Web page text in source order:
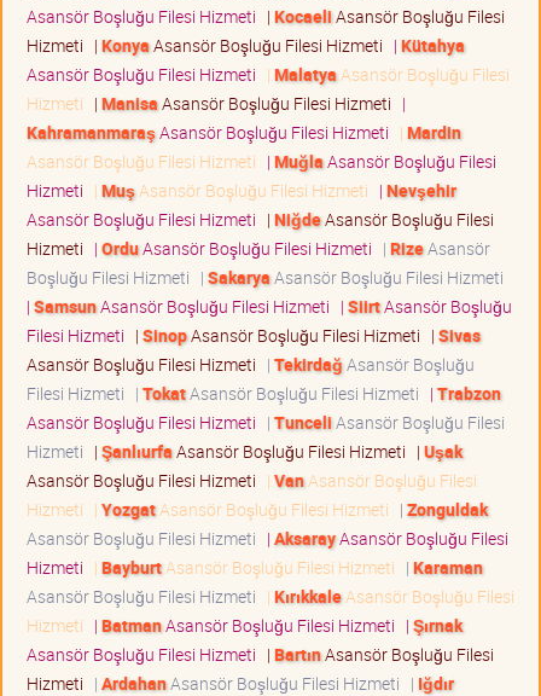
Asansör Boşluğu Filesi Hizmeti | KocaeliAsansör Boşluğu Filesi
Hizmeti | KonyaAsansör Boşluğu Filesi Hizmeti | Kütahya
Asansör Boşluğu Filesi Hizmeti | Malatya Asansör Boşluğu Filesi
Hizmeti | ManisaAsansör Boşluğu Filesi Hizmeti |
KahramanmaraşAsansör Boşluğu Filesi Hizmeti | Mardin
Asansör Boşluğu Filesi Hizmeti | MuğlaAsansör Boşluğu Filesi
Hizmeti | Muş Asansör Boşluğu Filesi Hizmeti | Nevşehir
Asansör Boşluğu Filesi Hizmeti | NiğdeAsansör Boşluğu Filesi
Hizmeti | OrduAsansör Boşluğu Filesi Hizmeti | RizeAsansör
Boşluğu Filesi Hizmeti | SakaryaAsansör Boşluğu Filesi Hizmeti
| SamsunAsansör Boşluğu Filesi Hizmeti | SiirtAsansör Boşluğu
Filesi Hizmeti | SinopAsansör Boşluğu Filesi Hizmeti | Sivas
Asansör Boşluğu Filesi Hizmeti | TekirdağAsansör Boşluğu
Filesi Hizmeti | TokatAsansör Boşluğu Filesi Hizmeti | Trabzon
Asansör Boşluğu Filesi Hizmeti | TunceliAsansör Boşluğu Filesi
Hizmeti | ŞanlıurfaAsansör Boşluğu Filesi Hizmeti | Uşak
Asansör Boşluğu Filesi Hizmeti | VanAsansör Boşluğu Filesi
Hizmeti | YozgatAsansör Boşluğu Filesi Hizmeti | Zonguldak
Asansör Boşluğu Filesi Hizmeti | AksarayAsansör Boşluğu Filesi
Hizmeti | BayburtAsansör Boşluğu Filesi Hizmeti | Karaman
Asansör Boşluğu Filesi Hizmeti | KırıkkaleAsansör Boşluğu Filesi
Hizmeti | BatmanAsansör Boşluğu Filesi Hizmeti | Şırnak
Asansör Boşluğu Filesi Hizmeti | BartınAsansör Boşluğu Filesi
Hizmeti | ArdahanAsansör Boşluğu Filesi Hizmeti | Iğdır